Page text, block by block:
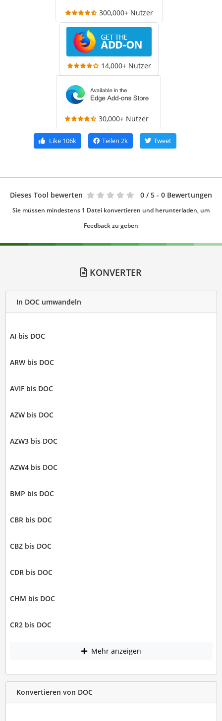
300,000+ Nutzer
14,000+ Nutzer
30,000+ Nutzer
Like 106k Teilen 2k Tweet
Dieses Tool bewerten 0 / 5 - 0 Bewertungen
Sie müssen mindestens 1 Datei konvertieren und herunterladen, um
Feedback zu geben
KONVERTER
In DOC umwandeln
AI bis DOC
ARW bis DOC
AVIF bis DOC
AZW bis DOC
AZW3 bis DOC
AZW4 bis DOC
BMP bis DOC
CBR bis DOC
CBZ bis DOC
CDR bis DOC
CHM bis DOC
CR2 bis DOC
Mehr anzeigen
Konvertieren von DOC